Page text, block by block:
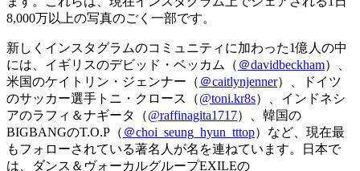
8,000万以上の写真のごく一部です。
新しくインスタグラムのコミュニティに加わった1億人の中
には、イギリスのデビッド・ベッカム（ ＠davidbeckham）、
米国のケイトリン・ジェンナー（ ＠caitlynjenner）、ドイツ
のサッカー選手トニ・クロース（@toni.kr8s）、インドネシ
アのラフィ＆ナギータ（@raffinagita1717）、韓国の
BIGBANGのT.O.P（ ＠choi_seung_hyun_tttop）など、現在最
もフォローされている著名人が名を連ねています。日本で
は、ダンス＆ヴォーカルグループEXILEの